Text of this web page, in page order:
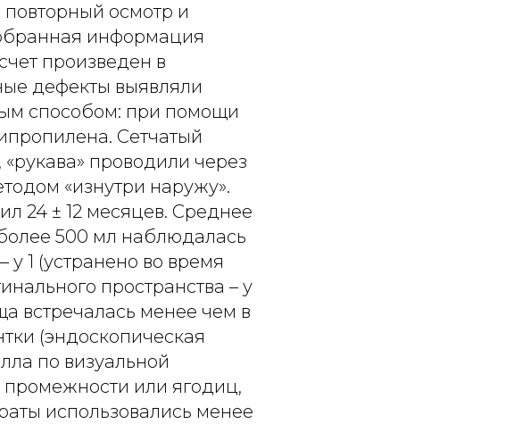
осмотр и
информация
произведен в
дефекты выявляли
способом: при помощи
Сетчатый
проводили через
«изнутри наружу».
24 ± 12 месяцев. Среднее
500 мл наблюдалась
1 (устранено во время
пространства – у
встречалась менее чем в
(эндоскопическая
по визуальной
промежности или ягодиц,
использовались менее